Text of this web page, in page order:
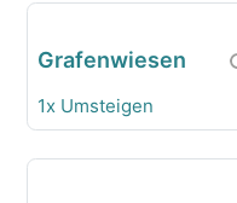
Grafenwiesen
1x Umsteigen